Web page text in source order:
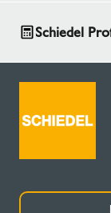
Schiedel